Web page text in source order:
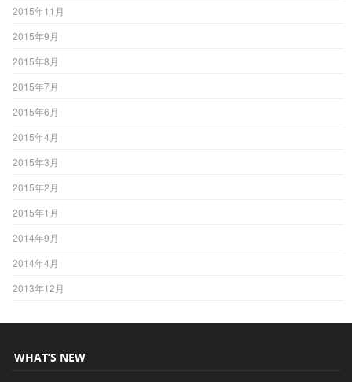
2015年11月
2015年9月
2015年8月
2015年7月
2015年6月
2015年4月
2015年3月
2015年2月
2015年1月
2014年9月
2014年4月
2013年12月
WHAT’S NEW